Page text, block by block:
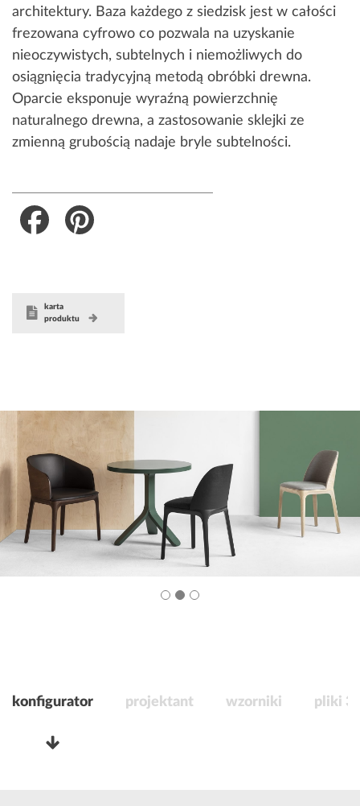
architektury. Baza każdego z siedzisk jest w całości
frezowana cyfrowo co pozwala na uzyskanie
nieoczywistych, subtelnych i niemożliwych do
osiągnięcia tradycyjną metodą obróbki drewna.
Oparcie eksponuje wyraźną powierzchnię
naturalnego drewna, a zastosowanie sklejki ze
zmienną grubością nadaje bryle subtelności.
Facebook
karta
produktu
konfigurator projektant wzorniki pliki